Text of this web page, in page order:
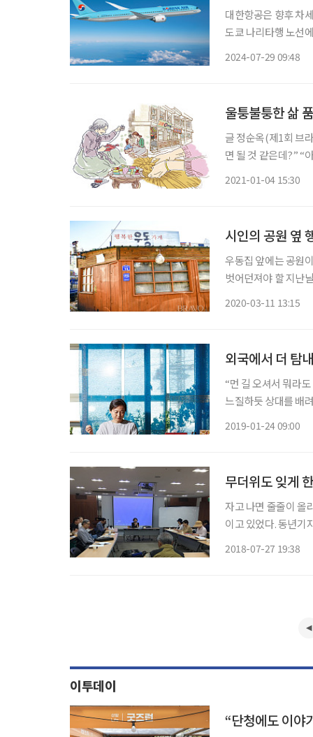
대한항공은 향후 차
도쿄 나리타행 노선
2024-07-29 09:48
울퉁불퉁한 삶
글 정순옥(제1회 브라보 ‘인
면 될 것 같은데?” “
2021-01-04 15:30
시인의 공원 옆
우동집 앞에는 공원
벗어던져야 할 지난
2020-03-11 13:15
외국에서 더 탐
“먼 길 오셔서 뭐라
느질하듯 상대를 배
2019-01-24 09:00
무더위도 잊게
자고 나면 줄줄이 올
이고 있었다. 동년기
2018-07-27 19:38
이투데이